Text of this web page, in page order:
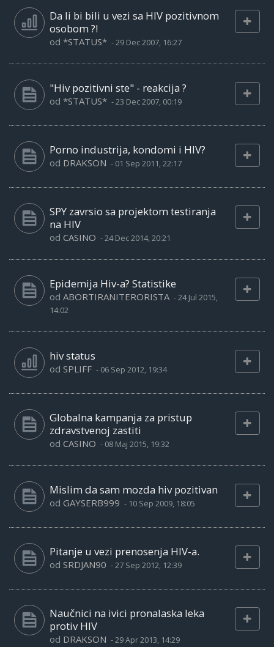
Da li bi bili u vezi sa HIV pozitivnom
osobom ?!
od *STATUS* -29 Dec 2007, 16:27
"Hiv pozitivni ste" - reakcija ?
od *STATUS* -23 Dec 2007, 00:19
Porno industrija, kondomi i HIV?
od DRAKSON - 01 Sep 2011, 22:17
SPY zavrsio sa projektom testiranja
na HIV
od CASINO -24 Dec 2014, 20:21
Epidemija Hiv-a? Statistike
od ABORTIRANITERORISTA -24 Jul 2015,
14:02
hiv status
od SPLIFF - 06 Sep 2012, 19:34
Globalna kampanja za pristup
zdravstvenoj zastiti
od CASINO - 08 Maj 2015, 19:32
Mislim da sam mozda hiv pozitivan
od GAYSERB999 - 10 Sep 2009, 18:05
Pitanje u vezi prenosenja HIV-a.
od SRDJAN90 -27 Sep 2012, 12:39
Naučnici na ivici pronalaska leka
protiv HIV
od DRAKSON -29 Apr 2013, 14:29